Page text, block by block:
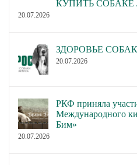
КУПИТЬ
20.07.2026
ЗДОРОВЬЕ
20.07.2026
РКФ приняла
Международного
Бим»
20.07.2026